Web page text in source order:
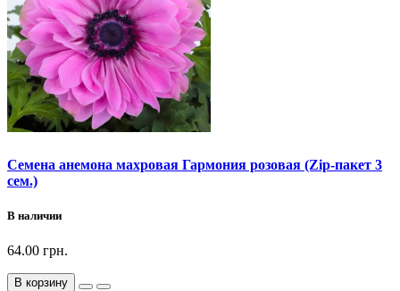
Семена анемона махровая Гармония розовая (Zip-пакет 3
сем.)
В наличии
64.00 грн.
В корзину